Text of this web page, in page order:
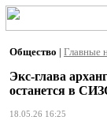
Общество | Главные
Экс-глава
останется в
18.05.26 16:25